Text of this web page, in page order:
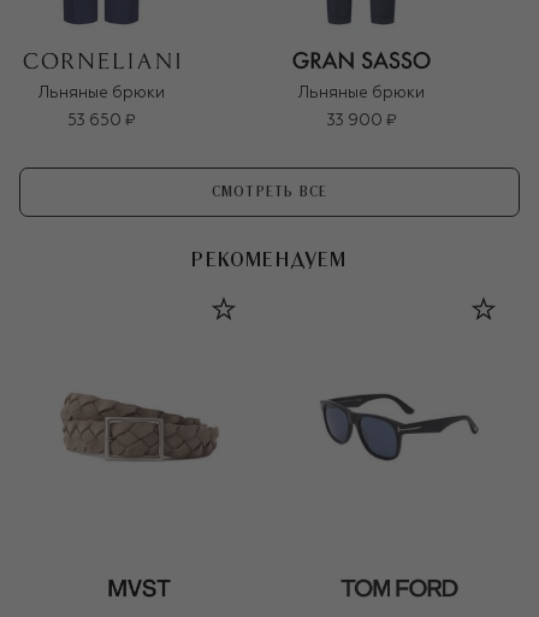
Льняные брюки
53 650 ₽
Льняные брюки
33 900 ₽
СМОТРЕТЬ ВСЕ
РЕКОМЕНДУЕМ